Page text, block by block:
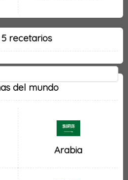
5 recetarios
del mundo
Arabia